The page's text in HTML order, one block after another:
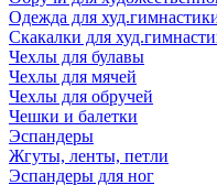
Одежда для
Скакалки для
Чехлы для булавы
Чехлы для мячей
Чехлы для обручей
Чешки и балетки
Эспандеры
Жгуты, ленты, петли
Эспандеры для ног